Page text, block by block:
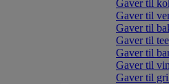
Gaver til
Gaver til
Gaver til
Gaver til
Gaver til
Gaver til
Gaver til